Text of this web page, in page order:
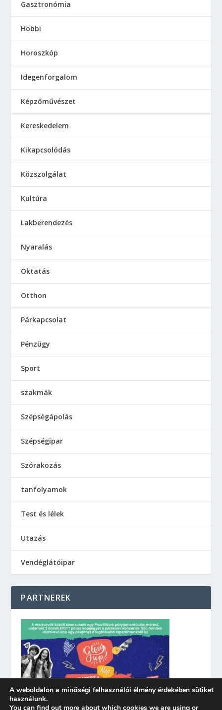
Gasztronómia
Hobbi
Horoszkóp
Idegenforgalom
Képzőművészet
Kereskedelem
Kikapcsolódás
Közszolgálat
Kultúra
Lakberendezés
Nyaralás
Oktatás
Otthon
Párkapcsolat
Pénzügy
Sport
szakmák
Szépségápolás
Szépségipar
Szórakozás
tanfolyamok
Test és lélek
Utazás
Vendéglátóipar
PARTNEREK
A weboldalon a minőségi felhasználói élmény érdekében sütiket
használunk.
You can find out more about which cookies we are using or